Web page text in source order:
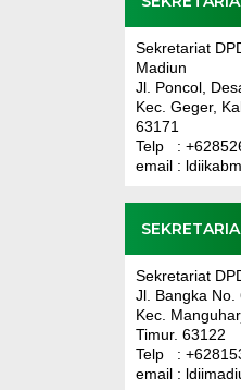
Sekretariat
Madiun
Jl. Poncol,
Kec. Geger,
63171
Telp :
email :
Sekretariat
Jl. Bangka
Kec.
Timur. 63122
Telp :
email :